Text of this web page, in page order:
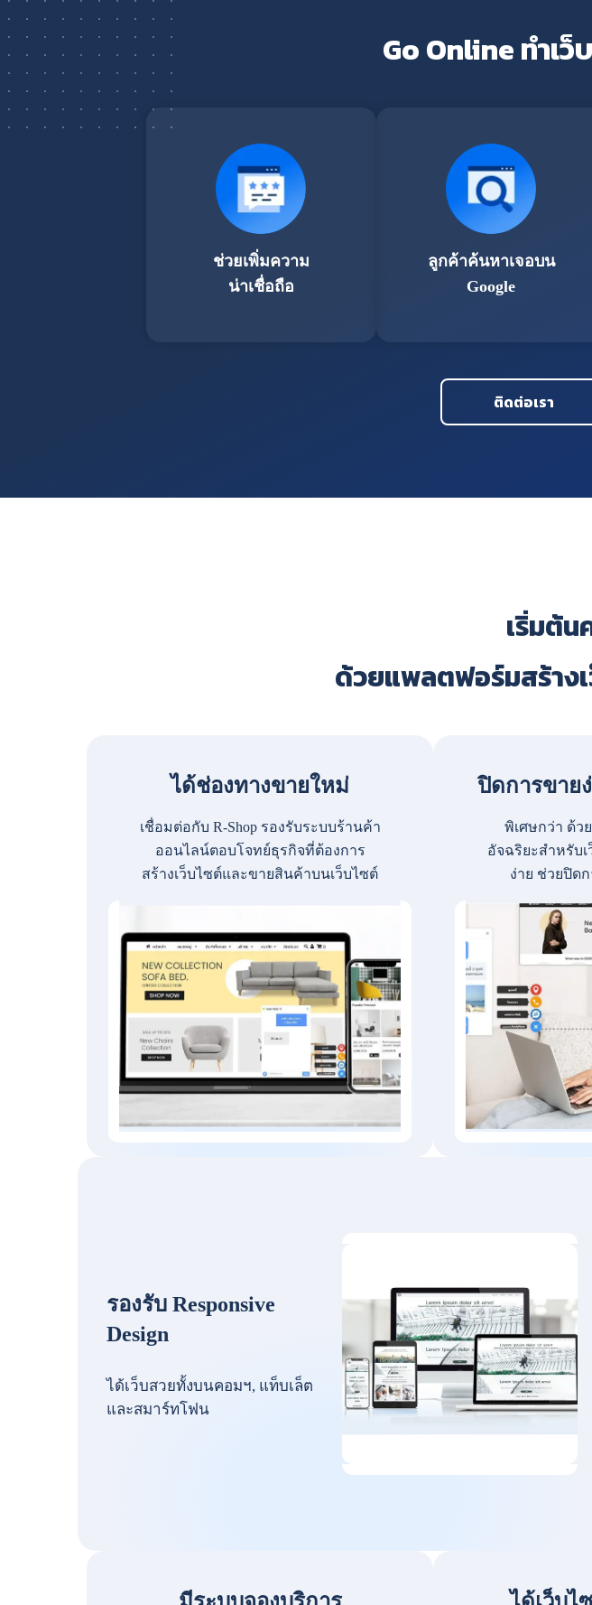
Go Online ทำเว็
ช่วยเพิ่มความ
น่าเชื่อถือ
ลูกค้าค้นหาเจอบน
Google
ติดต่อเรา
เริ่มต้น
ด้วยแพลตฟอร์มสร้าง
ได้ช่องทางขายใหม่
เชื่อมต่อกับ R-Shop รองรับระบบร้านค้า
ออนไลน์ตอบโจทย์ธุรกิจที่ต้องการ
สร้างเว็บไซต์และขายสินค้าบนเว็บไซต์
ปิดการขาย
พิเศษกว่า ด้ว
อัจฉริยะสำหรับ
ง่าย ช่วยปิด
รองรับ Responsive
Design
ได้เว็บสวยทั้งบนคอมฯ, แท็บเล็ต
และสมาร์ทโฟน